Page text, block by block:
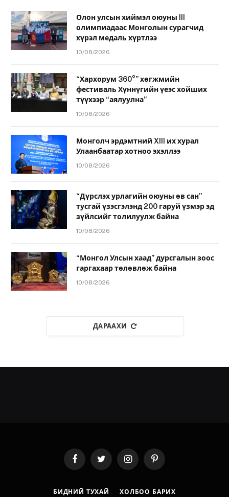
Олон улсын хиймэл оюуны III
олимпиадаас Монголын сурагчид
хүрэл медаль хүртлээ
10/08/2026
“Хархорум 360°” хөгжмийн
фестиваль Хүннүгийн үеэс хойших
түүхээр “аялуулна”
10/08/2026
Монголч эрдэмтний XIII их хурал
Улаанбаатар хотноо эхэллээ
10/08/2026
“Дүрслэх урлагийн оюуны өв сан”
тусгай үзэсгэлэнд 200 гаруй үзмэр эд
зүйлсийг толилуулж байна
10/08/2026
“Монгол Улсын хаад” дурсгалын зоос
гаргахаар төлөвлөж байна
10/08/2026
ДАРААХИ
FacebookTwitter InstagramPinterest
БИДНИЙ ТУХАЙ ХОЛБОО БАРИХ